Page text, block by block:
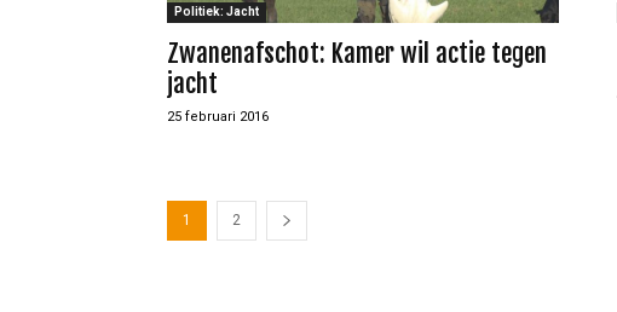
Politiek: Jacht
Zwanenafschot: Kamer wil actie tegen
jacht
25 februari 2016
1 2